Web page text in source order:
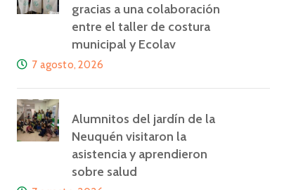
gracias a una colaboración
entre el taller de costura
municipal y Ecolav
7 agosto, 2026
Alumnitos del jardín de la
Neuquén visitaron la
asistencia y aprendieron
sobre salud